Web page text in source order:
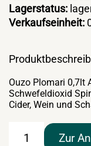
Lagerstatus:
Verkaufseinheit:
Ouzo Plomari 0,7lt
Schwefeldioxid
Cider, Wein und
Plomari
Zur